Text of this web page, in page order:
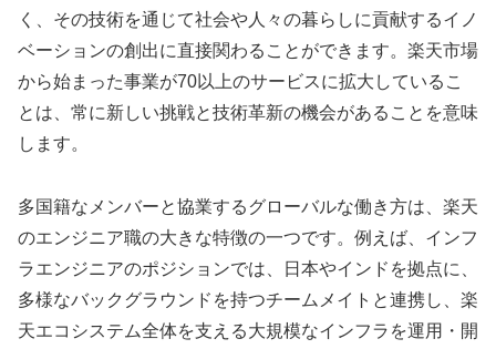
く、その技術を通じて社会や人々の暮らしに貢献するイノ
ベーションの創出に直接関わることができます。楽天市場
から始まった事業が70以上のサービスに拡大しているこ
とは、常に新しい挑戦と技術革新の機会があることを意味
します。
多国籍なメンバーと協業するグローバルな働き方は、楽天
のエンジニア職の大きな特徴の一つです。例えば、インフ
ラエンジニアのポジションでは、日本やインドを拠点に、
多様なバックグラウンドを持つチームメイトと連携し、楽
天エコシステム全体を支える大規模なインフラを運用・開